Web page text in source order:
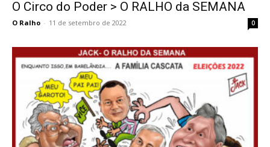
O Circo do Poder > O RALHO da SEMANA
O Ralho - 11 de setembro de 2022 0